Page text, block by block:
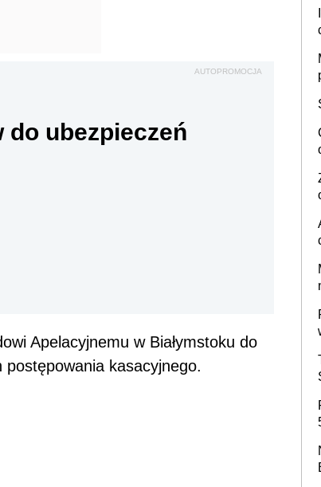
AUTOPROMOCJA
do ubezpieczeń
Apelacyjnemu w Białymstoku do
kasacyjnego.